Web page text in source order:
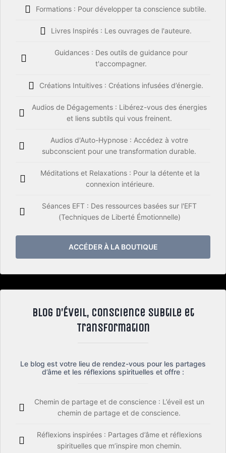
Formations : Pour développer ta conscience subtile.
Livres Inspirés : Les ouvrages de l'auteure.
Guidances : Des outils de guidance pour
t'accompagner.
Créations Intuitives : Créations infusées d’énergie.
Audios de Dégagements : Libérez-vous des énergies
et liens subtils qui vous freinent.
Audios d'Auto-Hypnose : Accédez à votre
subconscient pour une transformation durable.
Méditations et Relaxations : Pour la détente et la
connexion intérieure.
Séances EFT : Des ressources basées sur l'EFT
(Techniques de Liberté Émotionnelle)
ACCÉDER À LA BOUTIQUE
Blog d’Éveil, Conscience Subtile et
Transformation
Le blog est votre lieu de rendez-vous pour les partages
d’âme et les réflexions spirituelles et offre :
Chemin de partage et de conscience : L’éveil est un
chemin de partage et de conscience.
Réflexions inspirées : Partages d’âme et réflexions
spirituelles que m’inspire mon chemin.